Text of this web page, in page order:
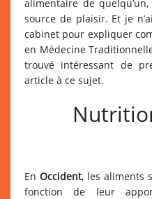
alimentaire de
source de plaisir. Et je
cabinet pour expliquer
en Médecine
trouvé intéressant de
article à ce sujet.
En Occident, les aliments
fonction de leur